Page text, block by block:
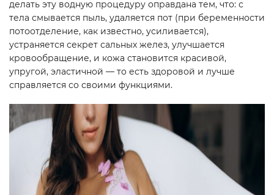
делать эту водную процедуру оправдана тем, что: с
тела смывается пыль, удаляется пот (при беременности
потоотделение, как известно, усиливается),
устраняется секрет сальных желез, улучшается
кровообращение, и кожа становится красивой,
упругой, эластичной — то есть здоровой и лучше
справляется со своими функциями.